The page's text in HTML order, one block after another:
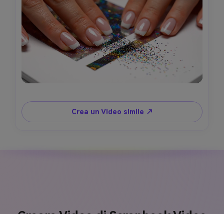
Crea un Video simile ↗